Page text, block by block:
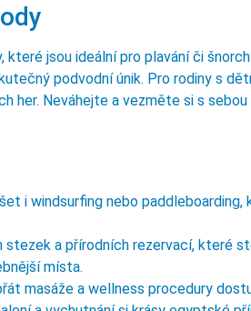
jsou ideální pro plavání či
podvodní únik. Pro rodiny s
her. Neváhejte a vezměte si s
i windsurfing nebo
a přírodních rezervací, které
místa.
masáže a wellness procedury